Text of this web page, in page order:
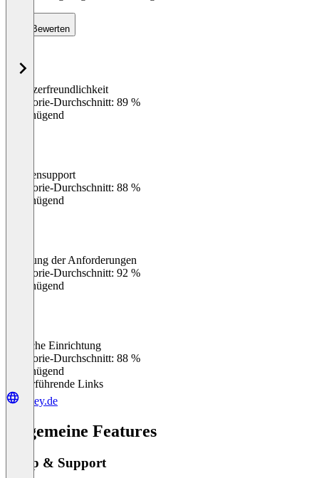
Bewerten
Benutzerfreundlichkeit
Kategorie-Durchschnitt: 89 %
Ungenügend
Kundensupport
Kategorie-Durchschnitt: 88 %
Ungenügend
Erfüllung der Anforderungen
Kategorie-Durchschnitt: 92 %
Ungenügend
Einfache Einrichtung
Kategorie-Durchschnitt: 88 %
Ungenügend
Weiterführende Links
pipey.de
Allgemeine Features
Setup & Support